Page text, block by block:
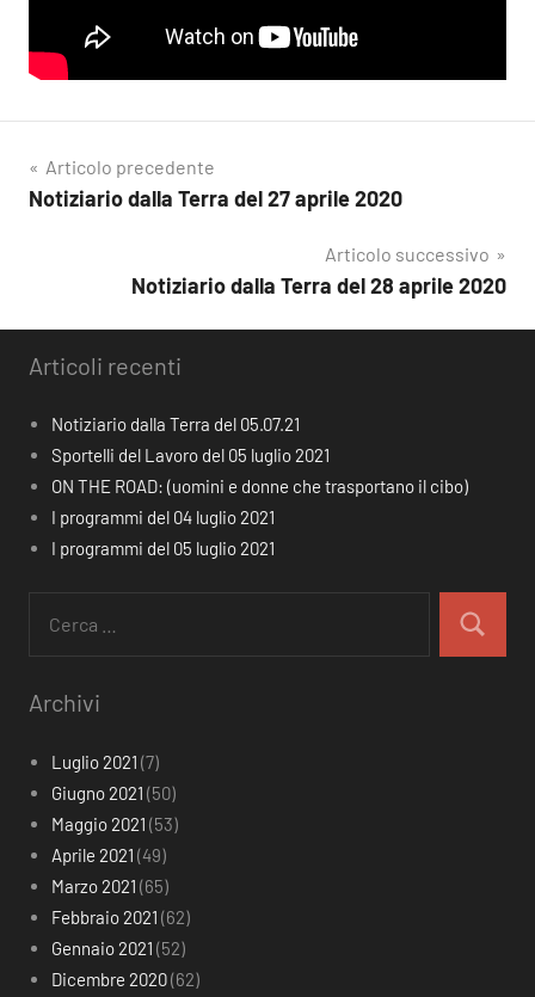
Navigazione
articoli
Articolo precedente
Notiziario dalla Terra del 27 aprile 2020
Articolo successivo
Notiziario dalla Terra del 28 aprile 2020
Articoli recenti
Notiziario dalla Terra del 05.07.21
Sportelli del Lavoro del 05 luglio 2021
ON THE ROAD: (uomini e donne che trasportano il cibo)
I programmi del 04 luglio 2021
I programmi del 05 luglio 2021
per:
Cerca
Archivi
Luglio 2021 (7)
Giugno 2021 (50)
Maggio 2021 (53)
Aprile 2021 (49)
Marzo 2021 (65)
Febbraio 2021 (62)
Gennaio 2021 (52)
Dicembre 2020(62)